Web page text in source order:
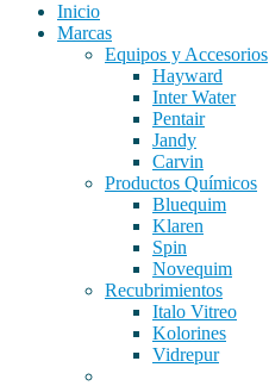
Inicio
Marcas
Equipos y Accesorios
Hayward
Inter Water
Pentair
Jandy
Carvin
Productos Químicos
Bluequim
Klaren
Spin
Novequim
Recubrimientos
Italo Vitreo
Kolorines
Vidrepur